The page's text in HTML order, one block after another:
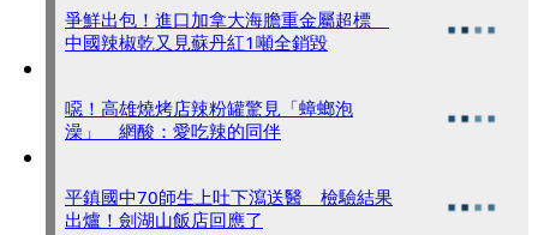
爭鮮出包！進口加拿大海膽重金屬超標
中國辣椒乾又見蘇丹紅1噸全銷毀
噁！高雄燒烤店辣粉罐驚見「蟑螂泡
澡」 網酸：愛吃辣的同伴
平鎮國中70師生上吐下瀉送醫 檢驗結果
出爐！劍湖山飯店回應了